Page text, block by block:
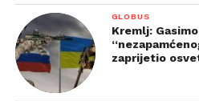
GLOBUS
Kremlj:
zaprijetio